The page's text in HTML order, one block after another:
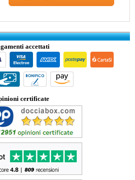
accettati
certificate